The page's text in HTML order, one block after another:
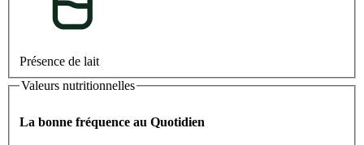
Présence de lait
Valeurs nutritionnelles
La bonne fréquence au Quotidien